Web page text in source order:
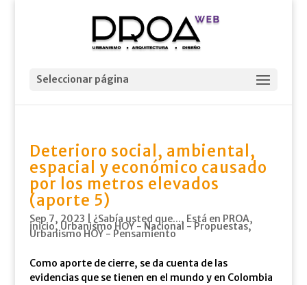
Seleccionar página
Deterioro social, ambiental,
espacial y económico causado
por los metros elevados
(aporte 5)
Sep 7, 2023 ¿Sabía usted que..., Está en PROA,
inicio, Urbanismo HOY - Nacional - Propuestas,
Urbanismo HOY - Pensamiento
Como aporte de cierre, se da cuenta de las
evidencias que se tienen en el mundo y en Colombia